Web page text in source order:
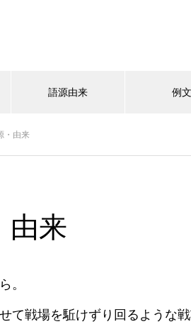
語源由来 例文
・由来
由来
。
て戦場を駈けずり回るような